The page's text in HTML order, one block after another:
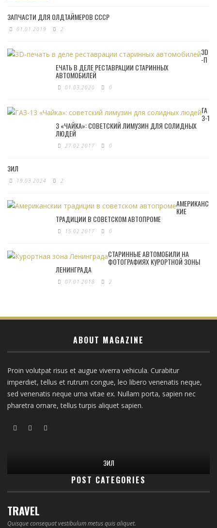
ЗАПЧАСТИ ДЛЯ ОЛДТАЙМЕРОВ СССР
01.01.2019 2
3D
-П
ЕЧАТЬ В ДЕЛЕ РЕСТАВРАЦИИ СТАРИННЫХ
АВТОМОБИЛЕЙ
01.03.2020 0
ГА
З-1
3 «ЧАЙКА»: СОВЕТСКИЙ ЛИМУЗИН ДЛЯ СОЛИДНЫХ
ЛЮДЕЙ
27.02.2017 0
ЗИЛ
19.03.2024 2
АМЕРИКАНС
КИЕ
ТРАДИЦИИ В СОВЕТСКОМ АВТОПРОМЕ
15.02.2017 0
СТАРИННЫЕ АВТОМОБИЛИ НА
ФОТОГРАФИЯХ КУРОРТНОЙ ЗОНЫ
ЛЕНИНГРАДА
07.01.2018 2
ABOUT MAGAZINE
Proin volutpat risus et augue viverra vehicula. Curabitur
imperdiet, tellus et rutrum congue, leo libero venenatis neque,
sed venenatis neque urna vitae ex. Nullam porta, sapien nec
pharetra ornare, tellus turpis aliquet sapien.
ЗИЛ
POST CATEGORIES
TRAVEL
Quisque consequat vestibulum metus quis aliquet.